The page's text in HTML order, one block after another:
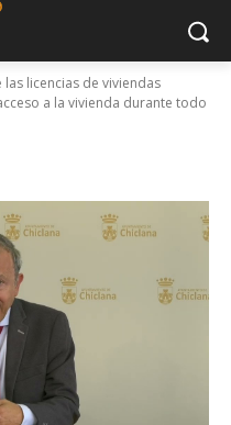
licencias de viviendas
a la vivienda durante todo